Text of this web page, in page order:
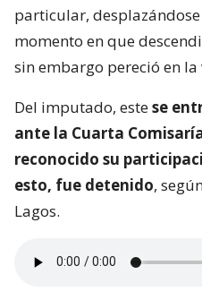
particular,
momento en que
sin embargo pereció en
Del imputado, estese
ante la Cuarta
reconocido su
esto, fue detenido,
Lagos.